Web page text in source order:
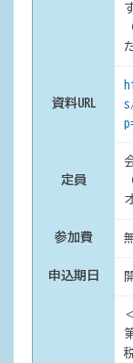
資料URL
定員
参加費
申込期日